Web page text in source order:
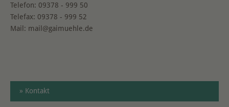
Telefon: 09378 - 999 50
Telefax: 09378 - 999 52
Mail: mail@gaimuehle.de
» Kontakt